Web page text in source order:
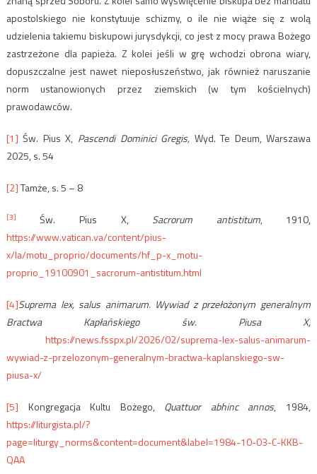
apostolskiego nie konstytuuje schizmy, o ile nie wiąże się z wolą
udzielenia takiemu biskupowi jurysdykcji, co jest z mocy prawa Bożego
zastrzeżone dla papieża. Z kolei jeśli w grę wchodzi obrona wiary,
dopuszczalne jest nawet nieposłuszeństwo, jak również naruszanie
norm ustanowionych przez ziemskich (w tym kościelnych)
prawodawców.
[1] Św. Pius X, Pascendi Dominici Gregis, Wyd. Te Deum, Warszawa
2025, s. 54
[2]Tamże, s. 5 – 8
[3] Św. Pius X, Sacrorum antistitum, 1910,
https://www.vatican.va/content/pius-
x/la/motu_proprio/documents/hf_p-x_motu-
proprio_19100901_sacrorum-antistitum.html
[4]Suprema lex, salus animarum. Wywiad z przełożonym generalnym
Bractwa Kapłańskiego św. Piusa X,
https://news.fsspx.pl/2026/02/suprema-lex-salus-animarum-
wywiad-z-przelozonym-generalnym-bractwa-kaplanskiego-sw-
piusa-x/
[5] Kongregacja Kultu Bożego, Quattuor abhinc annos, 1984,
https://liturgista.pl/?
page=liturgy_norms&content=document&label=1984-10-03-C-KKB-
QAA